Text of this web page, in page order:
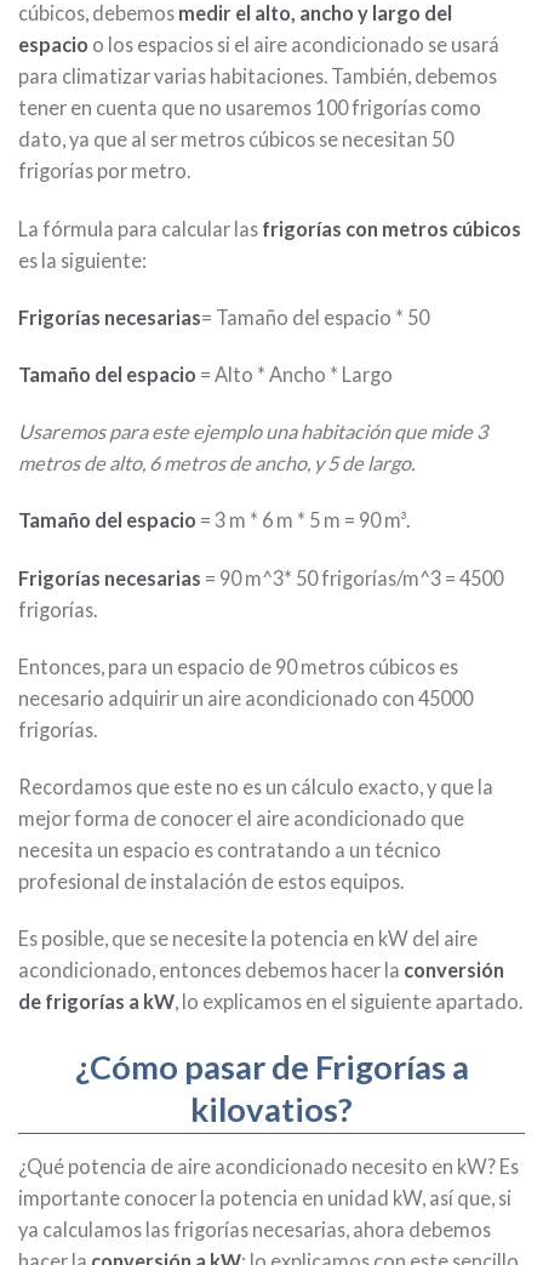
cúbicos, debemos medir el alto, ancho y largo del
espacio o los espacios si el aire acondicionado se usará
para climatizar varias habitaciones. También, debemos
tener en cuenta que no usaremos 100 frigorías como
dato, ya que al ser metros cúbicos se necesitan 50
frigorías por metro.
La fórmula para calcular las frigorías con metros cúbicos
es la siguiente:
Frigorías necesarias= Tamaño del espacio * 50
Tamaño del espacio = Alto * Ancho * Largo
Usaremos para este ejemplo una habitación que mide 3
metros de alto, 6 metros de ancho, y 5 de largo.
Tamaño del espacio = 3 m * 6 m * 5 m = 90 m³.
Frigorías necesarias = 90 m^3* 50 frigorías/m^3 = 4500
frigorías.
Entonces, para un espacio de 90 metros cúbicos es
necesario adquirir un aire acondicionado con 45000
frigorías.
Recordamos que este no es un cálculo exacto, y que la
mejor forma de conocer el aire acondicionado que
necesita un espacio es contratando a un técnico
profesional de instalación de estos equipos.
Es posible, que se necesite la potencia en kW del aire
acondicionado, entonces debemos hacer la conversión
de frigorías a kW, lo explicamos en el siguiente apartado.
¿Cómo pasar de Frigorías a
kilovatios?
¿Qué potencia de aire acondicionado necesito en kW? Es
importante conocer la potencia en unidad kW, así que, si
ya calculamos las frigorías necesarias, ahora debemos